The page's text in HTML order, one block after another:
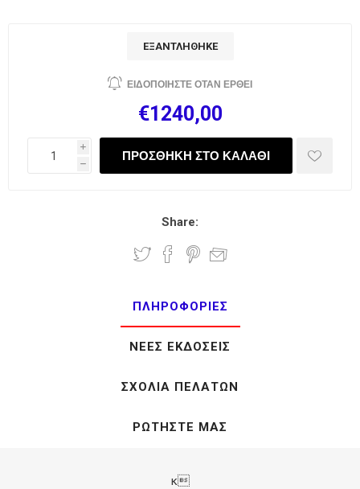
ΕΞΑΝΤΛΉΘΗΚΕ
€1240,00
i
h
Share:
ΠΛΗΡΟΦΟΡΊΕΣ
ΝΈΕΣ ΕΚΔΌΣΕΙΣ
ΣΧΌΛΙΑ ΠΕΛΑΤΏΝ
ΡΩΤΉΣΤΕ ΜΑΣ
κ